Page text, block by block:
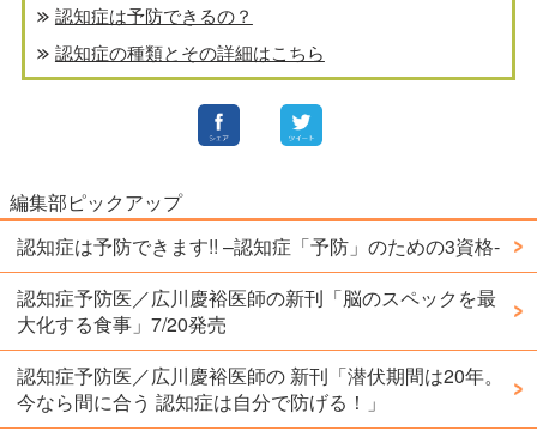
認知症は予防できるの？
認知症の種類とその詳細はこちら
編集部ピックアップ
認知症は予防できます!! –認知症「予防」のための3資格-
認知症予防医／広川慶裕医師の新刊「脳のスペックを最
大化する食事」7/20発売
認知症予防医／広川慶裕医師の 新刊「潜伏期間は20年。
今なら間に合う 認知症は自分で防げる！」